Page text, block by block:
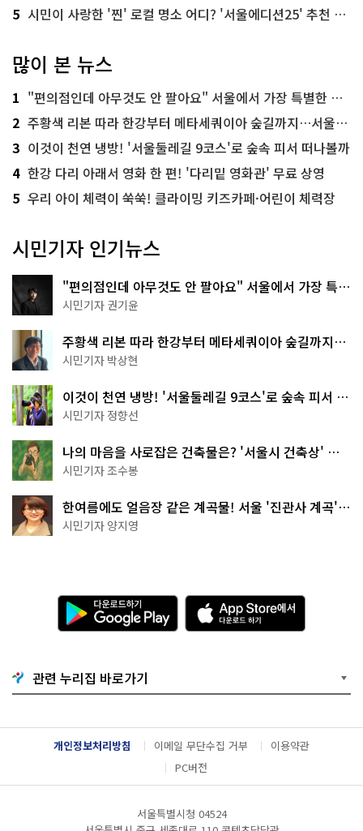
5 시민이 사랑한 '찐' 로컬 명소 어디? '서울에디션25' 추천 코스
많이 본 뉴스
1 "편의점인데 아무것도 안 팔아요" 서울에서 가장 특별한 편의점의 정체
2 주황색 리본 따라 한강부터 메타세쿼이아 숲길까지…서울둘레길 15코스
3 이것이 천연 냉방! '서울둘레길 9코스'로 숲속 피서 떠나볼까
4 한강 다리 아래서 영화 한 편! '다리밑 영화관' 무료 상영
5 우리 아이 체력이 쑥쑥! 클라이밍 키즈카페·어린이 체력장
시민기자 인기뉴스
"편의점인데 아무것도 안 팔아요" 서울에서 가장 특별
한 편의점의 정체
시민기자 권기윤
주황색 리본 따라 한강부터 메타세쿼이아 숲길까지…
서울둘레길 15코스
시민기자 박상현
이것이 천연 냉방! '서울둘레길 9코스'로 숲속 피서 떠
나볼까
시민기자 정향선
나의 마음을 사로잡은 건축물은? '서울시 건축상' 수
상작 공개!
시민기자 조수봉
한여름에도 얼음장 같은 계곡물! 서울 '진관사 계곡'이
천국이네~
시민기자 양지영
다
운
로
기
G
o
g
l
e
l
A
p
p
e
서
다
운
드
관련 누리집 바로가기
개인정보처리방침 이메일 무단수집 거부
이용약관
PC버전
서울특별시청 04524